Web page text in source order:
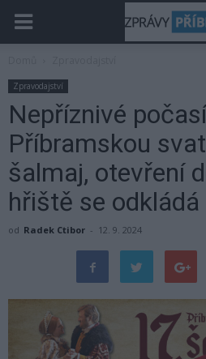
Zpravodajství
Nepříznivé
Příbramskou
šalmaj, otevření
hřiště se odkládá
od Radek Ctibor - 12. 9. 2024